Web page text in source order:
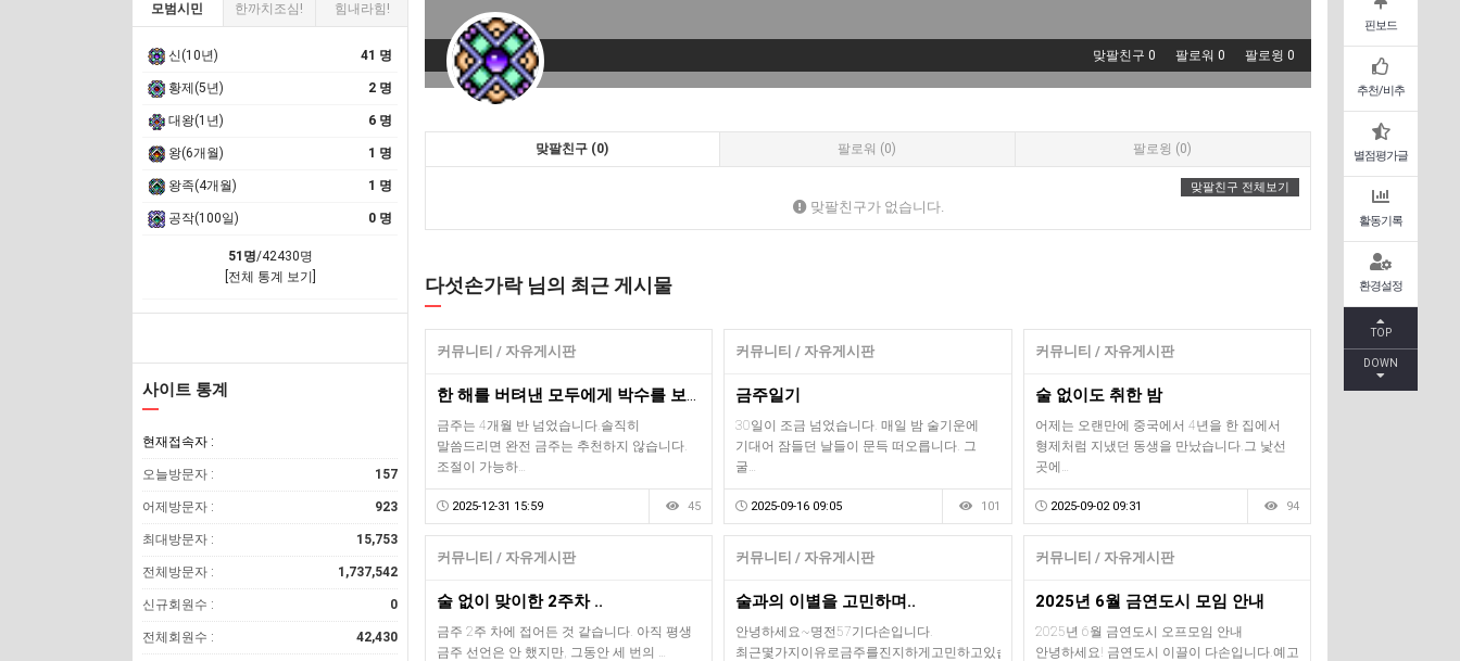
핀보드
추천/비추
별점평가글
활동기록
환경설정
TOP
DOWN
모범시민 한까치조심! 힘내라힘!
신(10년) 41 명
황제(5년) 2 명
대왕(1년) 6 명
왕(6개월) 1 명
왕족(4개월) 1 명
공작(100일) 0 명
51명/42430명
[전체 통계 보기]
사이트 통계
현재접속자 :
오늘방문자 : 157
어제방문자 : 923
최대방문자 : 15,753
전체방문자 : 1,737,542
신규회원수 : 0
전체회원수 : 42,430
맞팔친구 0 팔로워 0 팔로윙 0
맞팔친구 (0) 팔로워 (0) 팔로윙 (0)
맞팔친구 전체보기
맞팔친구가 없습니다.
다섯손가락 님의 최근 게시물
커뮤니티 / 자유게시판
한 해를 버텨낸 모두에게 박수를 보냅니다~
금주는 4개월 반 넘었습니다.솔직히
말씀드리면 완전 금주는 추천하지 않습니다.
조절이 가능하…
2025-12-31 15:59 45
커뮤니티 / 자유게시판
금주일기
30일이 조금 넘었습니다. 매일 밤 술기운에
기대어 잠들던 날들이 문득 떠오릅니다. 그
굴…
2025-09-16 09:05 101
커뮤니티 / 자유게시판
술 없이도 취한 밤
어제는 오랜만에 중국에서 4년을 한 집에서
형제처럼 지냈던 동생을 만났습니다.그 낯선
곳에…
2025-09-02 09:31 94
커뮤니티 / 자유게시판
술 없이 맞이한 2주차 ..
금주 2주 차에 접어든 것 같습니다. 아직 평생
금주 선언은 안 했지만, 그동안 세 번의 …
커뮤니티 / 자유게시판
술과의 이별을 고민하며..
안녕하세요~명전57기다손입니다.
최근몇가지이유로금주를진지하게고민하고있습니다.
커뮤니티 / 자유게시판
2025년 6월 금연도시 모임 안내
2025년 6월 금연도시 오프모임 안내
안녕하세요! 금연도시 이끌이 다손입니다.예고